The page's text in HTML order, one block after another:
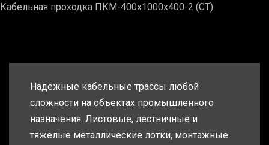
Кабельная проходка ПКМ-400х1000х400-2 (СТ)
Надежные кабельные трассы любой
сложности на объектах промышленного
назначения. Листовые, лестничные и
тяжелые металлические лотки, монтажные